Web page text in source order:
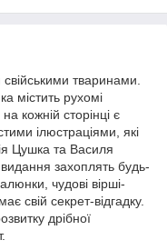
тваринами.
містить рухомі
кожній сторінці є
ілюстраціями, які
Цушка та Василя
захоплять будь-
чудові вірші-
свій секрет-відгадку.
дрібної